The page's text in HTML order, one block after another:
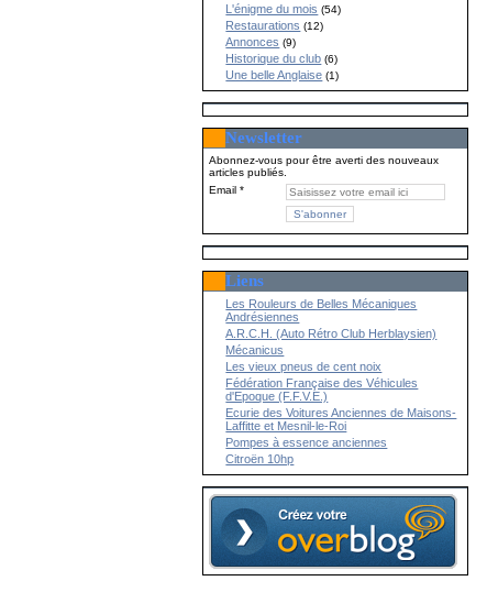
L'énigme du mois (54)
Restaurations (12)
Annonces (9)
Historique du club (6)
Une belle Anglaise (1)
Newsletter
Abonnez-vous pour être averti des nouveaux
articles publiés.
Email
Liens
Les Rouleurs de Belles Mécaniques
Andrésiennes
A.R.C.H. (Auto Rétro Club Herblaysien)
Mécanicus
Les vieux pneus de cent noix
Fédération Française des Véhicules
d'Epoque (F.F.V.E.)
Ecurie des Voitures Anciennes de Maisons-
Laffitte et Mesnil-le-Roi
Pompes à essence anciennes
Citroën 10hp